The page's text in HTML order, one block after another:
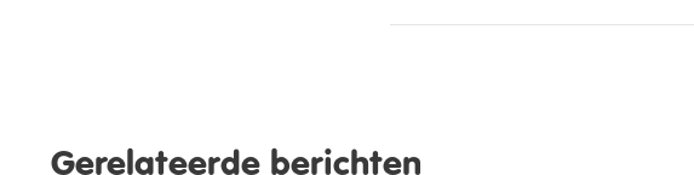
Gerelateerde berichten